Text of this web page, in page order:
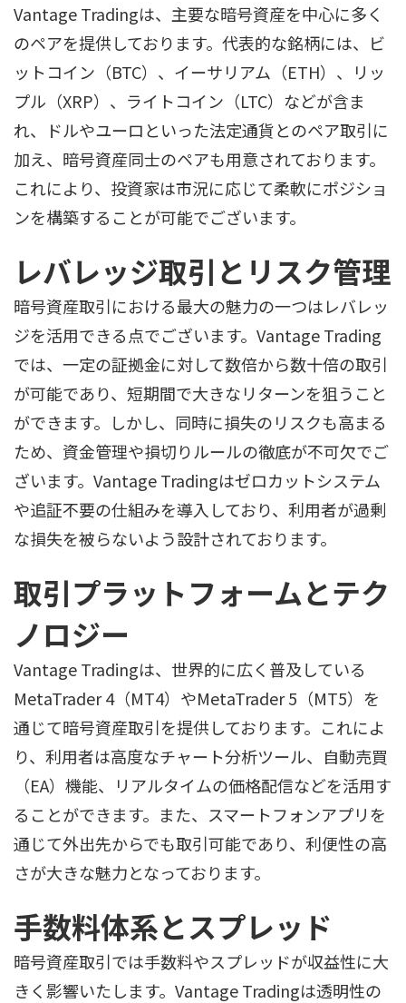
Vantage Tradingは、主要な暗号資産を中心に多く
のペアを提供しております。代表的な銘柄には、ビ
ットコイン（BTC）、イーサリアム（ETH）、リッ
プル（XRP）、ライトコイン（LTC）などが含ま
れ、ドルやユーロといった法定通貨とのペア取引に
加え、暗号資産同士のペアも用意されております。
これにより、投資家は市況に応じて柔軟にポジショ
ンを構築することが可能でございます。
レバレッジ取引とリスク管理
暗号資産取引における最大の魅力の一つはレバレッ
ジを活用できる点でございます。Vantage Trading
では、一定の証拠金に対して数倍から数十倍の取引
が可能であり、短期間で大きなリターンを狙うこと
ができます。しかし、同時に損失のリスクも高まる
ため、資金管理や損切りルールの徹底が不可欠でご
ざいます。Vantage Tradingはゼロカットシステム
や追証不要の仕組みを導入しており、利用者が過剰
な損失を被らないよう設計されております。
取引プラットフォームとテク
ノロジー
Vantage Tradingは、世界的に広く普及している
MetaTrader 4（MT4）やMetaTrader 5（MT5）を
通じて暗号資産取引を提供しております。これによ
り、利用者は高度なチャート分析ツール、自動売買
（EA）機能、リアルタイムの価格配信などを活用す
ることができます。また、スマートフォンアプリを
通じて外出先からでも取引可能であり、利便性の高
さが大きな魅力となっております。
手数料体系とスプレッド
暗号資産取引では手数料やスプレッドが収益性に大
きく影響いたします。Vantage Tradingは透明性の